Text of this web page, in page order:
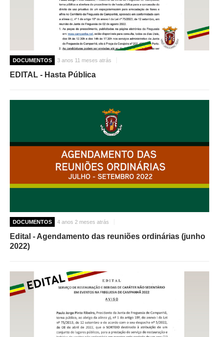
DOCUMENTOS 3 anos 11 meses atrás
EDITAL - Hasta Pública
DOCUMENTOS 4 anos 2 meses atrás
Edital - Agendamento das reuniões ordinárias (junho
2022)